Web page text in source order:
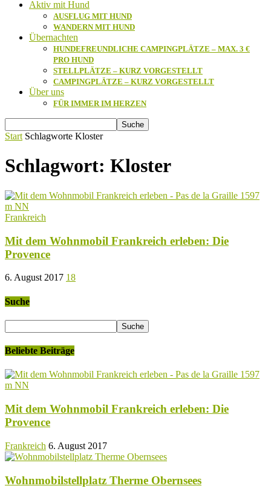
Aktiv mit Hund
AUSFLUG MIT HUND
WANDERN MIT HUND
Übernachten
HUNDEFREUNDLICHE CAMPINGPLÄTZE – MAX. 3 €
PRO HUND
STELLPLÄTZE – KURZ VORGESTELLT
CAMPINGPLÄTZE – KURZ VORGESTELLT
Über uns
FÜR IMMER IM HERZEN
Start Schlagworte Kloster
Schlagwort: Kloster
Frankreich
Mit dem Wohnmobil Frankreich erleben: Die
Provence
6. August 2017 18
Suche
Beliebte Beiträge
Mit dem Wohnmobil Frankreich erleben: Die
Provence
Frankreich 6. August 2017
Wohnmobilstellplatz Therme Obernsees